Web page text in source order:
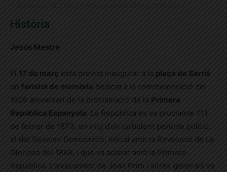
Història
Jesús Mestre
El 17 de març està previst inaugurar a la plaça de Sarrià
un faristol de memòria dedicat a la commemoració del
150è aniversari de la proclamació de la Primera
República Espanyola. La República es va proclamar l’11
de febrer de 1873, en mig d’un turbulent període polític,
el del Sexenni Democràtic, iniciat amb la Revolució de La
Gloriosa del 1868, i que va acabar amb la Primera
República. L’aixecament de Joan Prim i altres generals va